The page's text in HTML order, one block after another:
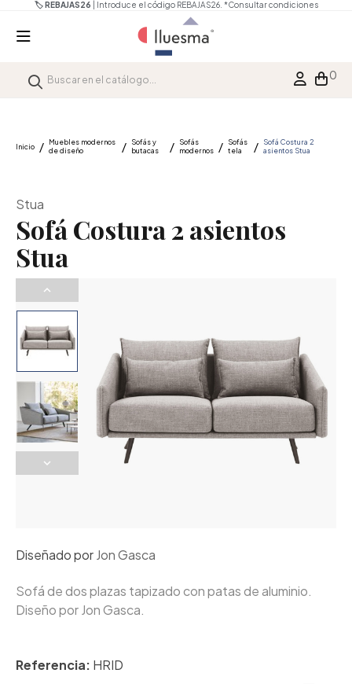
🏷️ REBAJAS26 | Introduce el código REBAJAS26. *Consultar condiciones
0
Inicio
Muebles modernos
de diseño
Sofás y
butacas
Sofás
modernos
Sofás
tela
Sofá Costura 2
asientos Stua
Stua
Sofá Costura 2 asientos
Stua
Diseñado porJon Gasca
Sofá de dos plazas tapizado con patas de aluminio.
Diseño por Jon Gasca.
Referencia: HRID